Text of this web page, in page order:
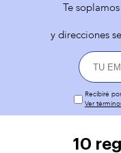
Te
y direcciones
Recibiré
Ver
10